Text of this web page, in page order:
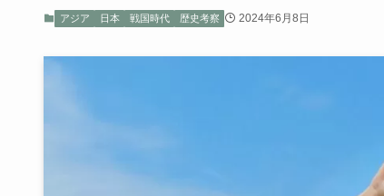
アジア 日本 戦国時代 歴史考察 2024年6月8日